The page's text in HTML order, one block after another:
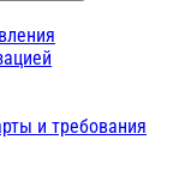
и требования